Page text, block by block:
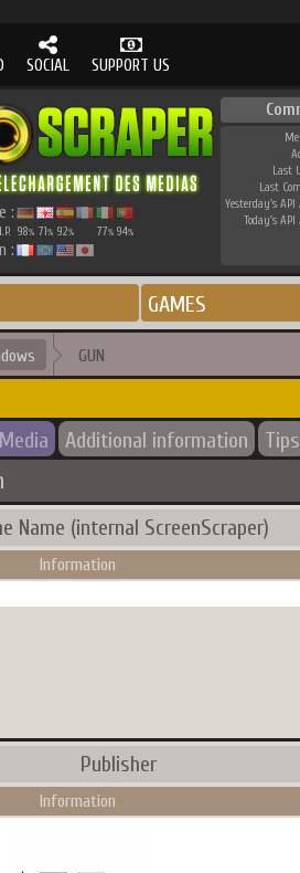
SOCIAL SUPPORT US
:
98% 71% 92% 77% 94%
:
Last
Last
Yesterday's API
Today's API
GAMES
GUN
Media Additional information Tips
Name (internal ScreenScraper)
Information
Publisher
Information